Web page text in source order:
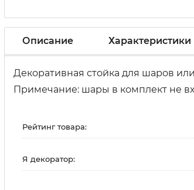
Описание Характеристики
Декоративная стойка для шаров
Примечание: шары в комплект не
Рейтинг товара:
Я декоратор: